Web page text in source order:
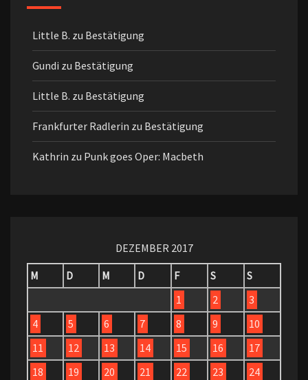
Little B. zu Bestätigung
Gundi zu Bestätigung
Little B. zu Bestätigung
Frankfurter Radlerin zu Bestätigung
Kathrin zu Punk goes Oper: Macbeth
DEZEMBER 2017
M
D M D F S
S
1
2
3
4
5 6 7 8 9
10
11
12 13 14 15 16
17
18
19 20 21 22 23
24